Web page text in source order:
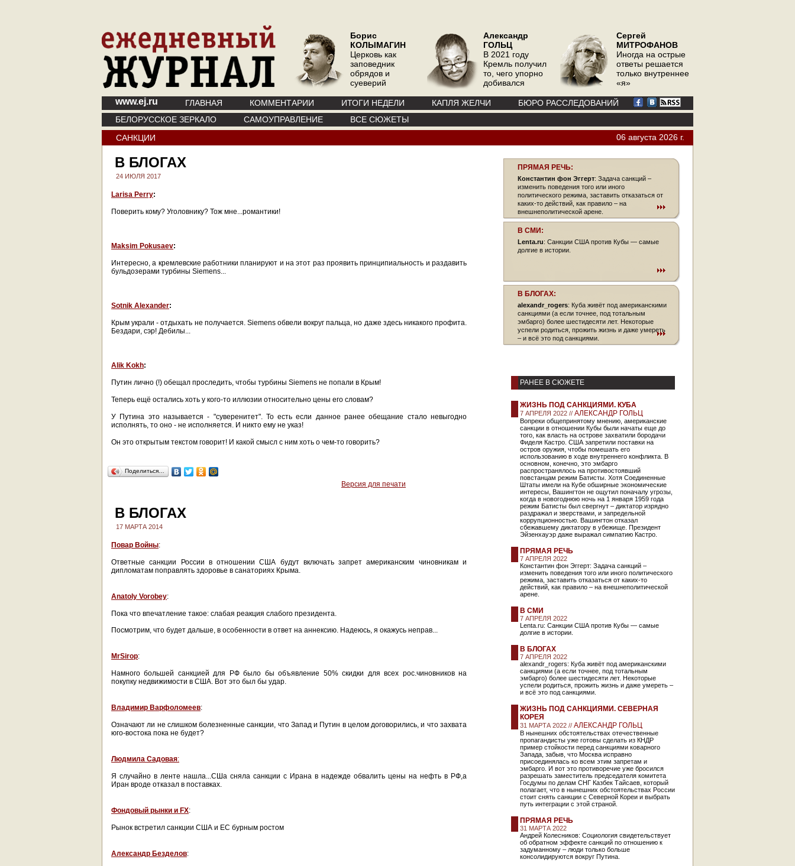
Борис
КОЛЫМАГИН
Церковь как
заповедник
обрядов и
суеверий
Александр
ГОЛЬЦ
В 2021 году
Кремль получил
то, чего упорно
добивался
Сергей
МИТРОФАНОВ
Иногда на острые
ответы решается
только внутреннее
«я»
www.ej.ru ГЛАВНАЯ КОММЕНТАРИИ ИТОГИ НЕДЕЛИ КАПЛЯ ЖЕЛЧИ
БЮРО РАССЛЕДОВАНИЙ
БЕЛОРУССКОЕ ЗЕРКАЛО
САМОУПРАВЛЕНИЕ
ВСЕ СЮЖЕТЫ
САНКЦИИ
06 августа 2026 г.
В БЛОГАХ
24 ИЮЛЯ 2017
Larisa Perry:
Поверить кому? Уголовнику? Тож мне...романтики!
Maksim Pokusaev:
Интересно, а кремлевские работники планируют и на этот раз проявить принципиальность и раздавить
бульдозерами турбины Siemens...
Sotnik Alexander:
Крым украли - отдыхать не получается. Siemens обвели вокруг пальца, но даже здесь никакого профита.
Бездари, сэр! Дебилы...
Alik Kokh:
Путин лично (!) обещал проследить, чтобы турбины Siemens не попали в Крым!
Теперь ещё остались хоть у кого-то иллюзии относительно цены его словам?
У Путина это называется - "суверенитет". То есть если данное ранее обещание стало невыгодно
исполнять, то оно - не исполняется. И никто ему не указ!
Он это открытым текстом говорит! И какой смысл с ним хоть о чем-то говорить?
Поделиться…
Версия для печати
В БЛОГАХ
17 МАРТА 2014
Повар Войны:
Ответные санкции России в отношении США будут включать запрет американским чиновникам и
дипломатам поправлять здоровье в санаториях Крыма.
Anatoly Vorobey:
Пока что впечатление такое: слабая реакция слабого президента.
Посмотрим, что будет дальше, в особенности в ответ на аннексию. Надеюсь, я окажусь неправ...
MrSirop:
Намного большей санкцией для РФ было бы объявление 50% скидки для всех рос.чиновников на
покупку недвижимости в США. Вот это был бы удар.
Владимир Варфоломеев:
Означают ли не слишком болезненные санкции, что Запад и Путин в целом договорились, и что захвата
юго-востока пока не будет?
Людмила Садовая:
Я случайно в ленте нашла...СШа сняла санкции с Ирана в надежде обвалить цены на нефть в РФ,а
Иран вроде отказал в поставках.
Фондовый рынки и FX:
Рынок встретил санкции США и ЕС бурным ростом
Александр Безделов:
ПРЯМАЯ РЕЧЬ:
Константин фон Эггерт: Задача санкций –
изменить поведения того или иного
политического режима, заставить отказаться от
каких-то действий, как правило – на
внешнеполитической арене.
В СМИ:
Lenta.ru: Санкции США против Кубы — самые
долгие в истории.
В БЛОГАХ:
alexandr_rogers: Куба живёт под американскими
санкциями (а если точнее, под тотальным
эмбарго) более шестидесяти лет. Некоторые
успели родиться, прожить жизнь и даже умереть
– и всё это под санкциями.
РАНЕЕ В СЮЖЕТЕ
ЖИЗНЬ ПОД САНКЦИЯМИ. КУБА
7 АПРЕЛЯ 2022 // АЛЕКСАНДР ГОЛЬЦ
Вопреки общепринятому мнению, американские
санкции в отношении Кубы были начаты еще до
того, как власть на острове захватили бородачи
Фиделя Кастро. США запретили поставки на
остров оружия, чтобы помешать его
использованию в ходе внутреннего конфликта. В
основном, конечно, это эмбарго
распространялось на противостоявший
повстанцам режим Батисты. Хотя Соединенные
Штаты имели на Кубе обширные экономические
интересы, Вашингтон не ощутил поначалу угрозы,
когда в новогоднюю ночь на 1 января 1959 года
режим Батисты был свергнут – диктатор изрядно
раздражал и зверствами, и запредельной
коррупционностью. Вашингтон отказал
сбежавшему диктатору в убежище. Президент
Эйзенхауэр даже выражал симпатию Кастро.
ПРЯМАЯ РЕЧЬ
7 АПРЕЛЯ 2022
Константин фон Эггерт: Задача санкций –
изменить поведения того или иного политического
режима, заставить отказаться от каких-то
действий, как правило – на внешнеполитической
арене.
В СМИ
7 АПРЕЛЯ 2022
Lenta.ru: Санкции США против Кубы — самые
долгие в истории.
В БЛОГАХ
7 АПРЕЛЯ 2022
alexandr_rogers: Куба живёт под американскими
санкциями (а если точнее, под тотальным
эмбарго) более шестидесяти лет. Некоторые
успели родиться, прожить жизнь и даже умереть –
и всё это под санкциями.
ЖИЗНЬ ПОД САНКЦИЯМИ. СЕВЕРНАЯ
КОРЕЯ
31 МАРТА 2022 // АЛЕКСАНДР ГОЛЬЦ
В нынешних обстоятельствах отечественные
пропагандисты уже готовы сделать из КНДР
пример стойкости перед санкциями коварного
Запада, забыв, что Москва исправно
присоединялась ко всем этим запретам и
эмбарго. И вот это противоречие уже бросился
разрешать заместитель председателя комитета
Госдумы по делам СНГ Казбек Тайсаев, который
полагает, что в нынешних обстоятельствах России
стоит снять санкции с Северной Кореи и выбрать
путь интеграции с этой страной.
ПРЯМАЯ РЕЧЬ
31 МАРТА 2022
Андрей Колесников: Социология свидетельствует
об обратном эффекте санкций по отношению к
задуманному – люди только больше
консолидируются вокруг Путина.